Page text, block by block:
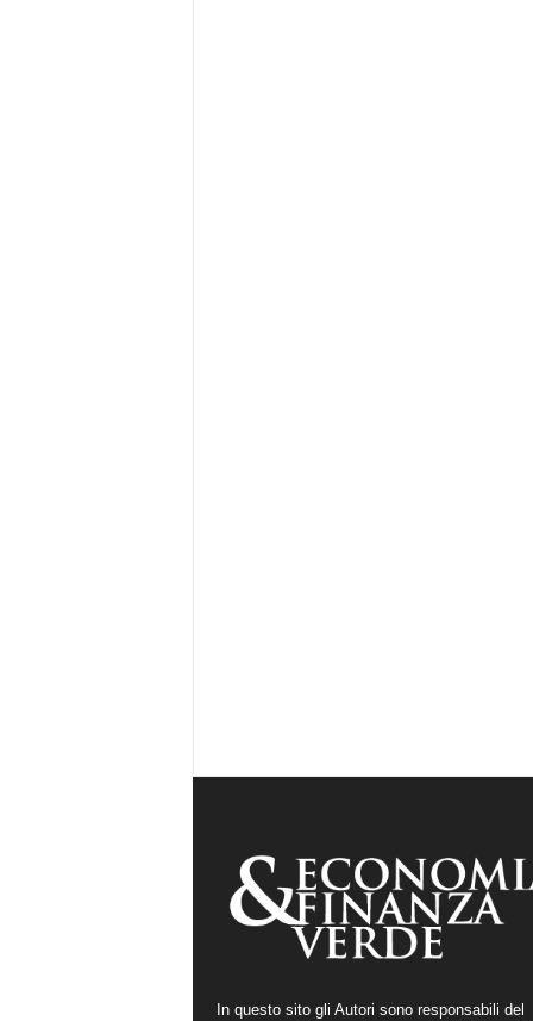
In questo sito gli Autori sono responsabili del